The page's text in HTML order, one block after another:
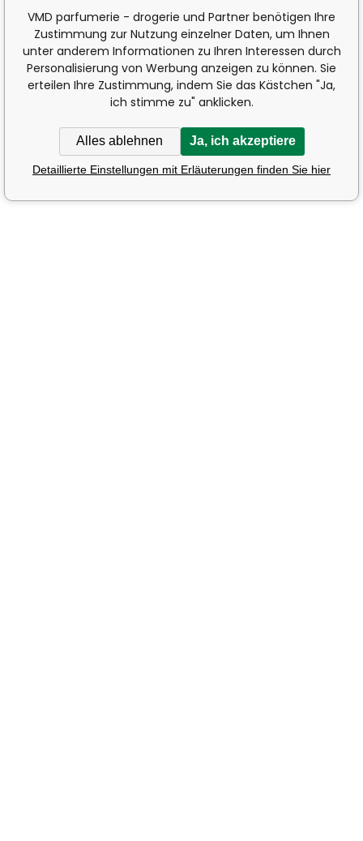
VMD parfumerie - drogerie und Partner benötigen Ihre
Zustimmung zur Nutzung einzelner Daten, um Ihnen
unter anderem Informationen zu Ihren Interessen durch
Personalisierung von Werbung anzeigen zu können. Sie
erteilen Ihre Zustimmung, indem Sie das Kästchen "Ja,
ich stimme zu" anklicken.
Alles ablehnen Ja, ich akzeptiere
Detaillierte Einstellungen mit Erläuterungen finden Sie hier